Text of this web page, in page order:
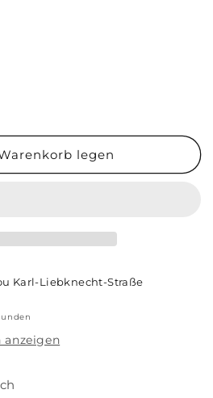
legen
Karl-Liebknecht-Straße
anzeigen